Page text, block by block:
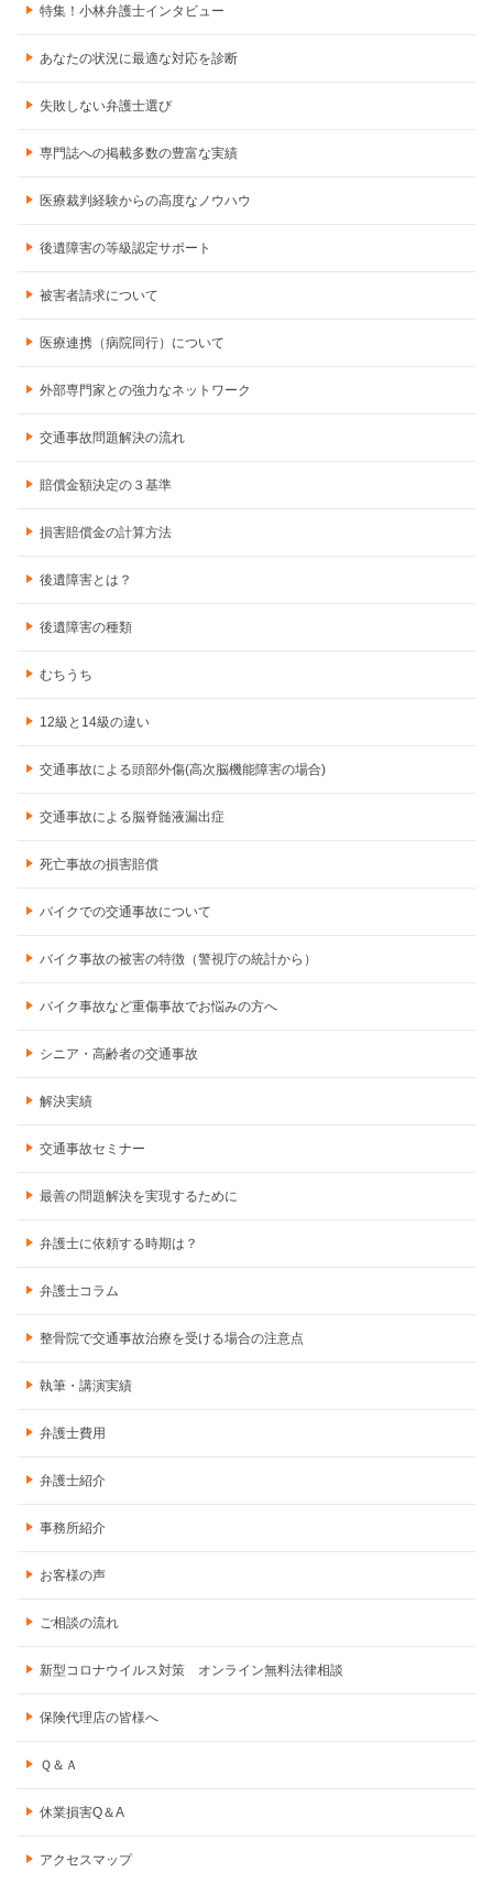
特集！小林弁護士インタビュー
あなたの状況に最適な対応を診断
失敗しない弁護士選び
専門誌への掲載多数の豊富な実績
医療裁判経験からの高度なノウハウ
後遺障害の等級認定サポート
被害者請求について
医療連携（病院同行）について
外部専門家との強力なネットワーク
交通事故問題解決の流れ
賠償金額決定の３基準
損害賠償金の計算方法
後遺障害とは？
後遺障害の種類
むちうち
12級と14級の違い
交通事故による頭部外傷(高次脳機能障害の場合)
交通事故による脳脊髄液漏出症
死亡事故の損害賠償
バイクでの交通事故について
バイク事故の被害の特徴（警視庁の統計から）
バイク事故など重傷事故でお悩みの方へ
シニア・高齢者の交通事故
解決実績
交通事故セミナー
最善の問題解決を実現するために
弁護士に依頼する時期は？
弁護士コラム
整骨院で交通事故治療を受ける場合の注意点
執筆・講演実績
弁護士費用
弁護士紹介
事務所紹介
お客様の声
ご相談の流れ
新型コロナウイルス対策 オンライン無料法律相談
保険代理店の皆様へ
Ｑ＆Ａ
休業損害Q＆A
アクセスマップ